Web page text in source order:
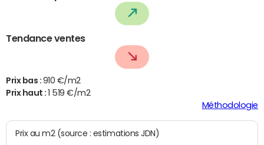
Tendance ventes
Prix bas : 910 €/m2
Prix haut :
1 519 €/m2
Méthodologie
Prix au m2 (source : estimations JDN)